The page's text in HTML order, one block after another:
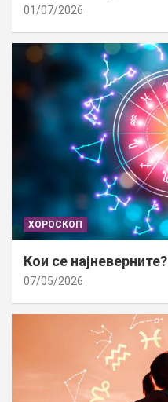
01/07/2026
ХОРОСКОП
Кои се најневерните?
07/05/2026